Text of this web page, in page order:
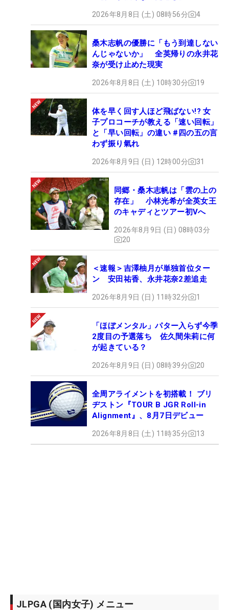
2026年8月8日 (土) 08時56分 4
桑木志帆の優勝に「もう到達しない
んじゃないか」 全英帰りの永井花
奈が受け止めた現実
2026年8月8日 (土) 10時30分 19
体を早く回す人ほど飛ばない!? 女
子プロコーチが教える「速い回転」
と「早い回転」の違い #四の五の言
わず振り氣れ
2026年8月9日 (日) 12時00分 31
同郷・桑木志帆は「雲の上の
存在」 小林光希が全英女王
のキャディとツアー初Vへ
2026年8月9日 (日) 08時03分
20
＜速報＞吉澤柚月が単独首位ター
ン 安田祐香、永井花奈2差追走
2026年8月9日 (日) 11時32分 1
「ほぼメンタル」パター入らず今季
2度目の予選落ち 佐久間朱莉に何
が起きている？
2026年8月9日 (日) 08時39分 20
全周アライメントを初搭載！ ブリ
ヂストン『TOUR B JGR Roll-in
Alignment』、8月7日デビュー
2026年8月8日 (土) 11時35分 13
JLPGA (国内女子) メニュー